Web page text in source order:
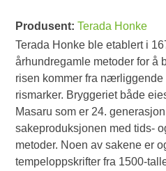
Produsent:Terada Honke
Terada Honke ble etablert i
århundregamle metoder for å
risen kommer fra
rismarker. Bryggeriet både
Masaru som er 24.
sakeproduksjonen med tids-
metoder. Noen av sakene er
tempeloppskrifter fra 1500-